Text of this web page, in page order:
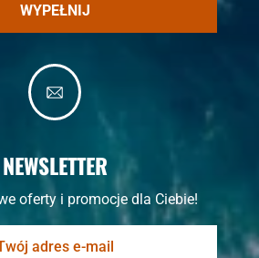
WYPEŁNIJ
NEWSLETTER
oferty i promocje dla Ciebie!